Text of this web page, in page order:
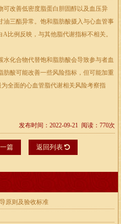
可改善低密度脂蛋白胆固醇以及血压异
油三酯异常。饱和脂肪酸摄入与心血管事
比例反映，与其他脂代谢指标不相关。
化合物代替饱和脂肪酸会导致参与者血
肪酸可能改善一些风险指标，但可能加重
全面的心血管脂代谢相关风险考察指
发布时间：2022-09-21 阅读：770次
篇 返回列表
原则及验收标准